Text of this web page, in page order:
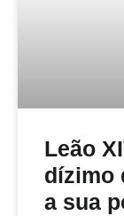
Leão
dízimo
a sua